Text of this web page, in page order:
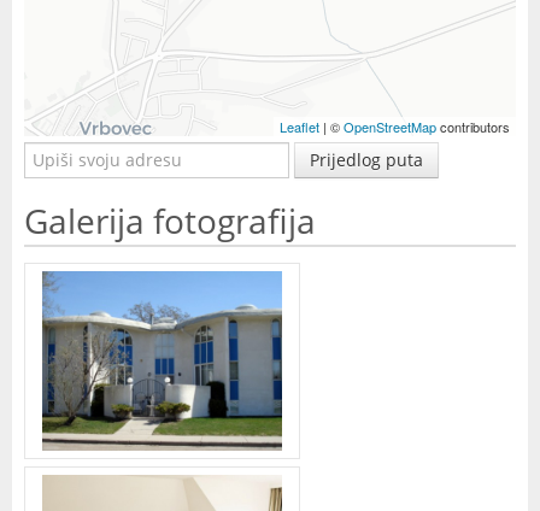
Leaflet | ©OpenStreetMapcontributors
Prijedlog puta
Galerija fotografija